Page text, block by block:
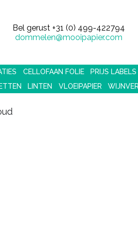
Bel gerust +31 (0) 499-422794
dommelen@mooipapier.com
CELLOFAAN FOLIE PRIJS
LINTEN VLOEIPAPIER